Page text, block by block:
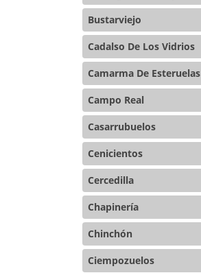
Bustarviejo
Cadalso De Los Vidrios
Camarma De Esteruelas
Campo Real
Casarrubuelos
Cenicientos
Cercedilla
Chapinería
Chinchón
Ciempozuelos